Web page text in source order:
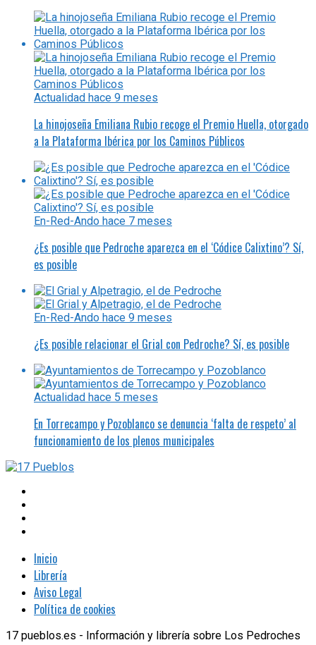
Actualidad hace 9 meses
La hinojoseña Emiliana Rubio recoge el Premio Huella, otorgado
a la Plataforma Ibérica por los Caminos Públicos
En-Red-Ando hace 7 meses
¿Es posible que Pedroche aparezca en el ‘Códice Calixtino’? Sí,
es posible
En-Red-Ando hace 9 meses
¿Es posible relacionar el Grial con Pedroche? Sí, es posible
Actualidad hace 5 meses
En Torrecampo y Pozoblanco se denuncia ‘falta de respeto’ al
funcionamiento de los plenos municipales
Inicio
Librería
Aviso Legal
Política de cookies
17 pueblos.es - Información y librería sobre Los Pedroches